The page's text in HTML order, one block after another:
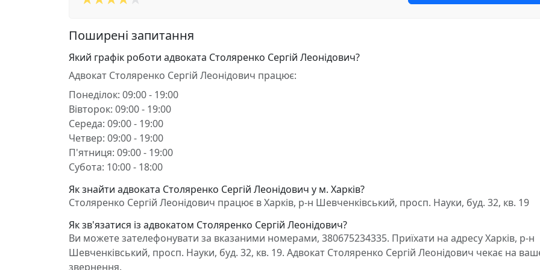
Поширені запитання
Який графік роботи адвоката Столяренко Сергій Леонідович?
Адвокат Столяренко Сергій Леонідович працює:
Понеділок: 09:00 - 19:00
Вівторок: 09:00 - 19:00
Середа: 09:00 - 19:00
Четвер: 09:00 - 19:00
П'ятниця: 09:00 - 19:00
Субота: 10:00 - 18:00
Як знайти адвоката Столяренко Сергій Леонідович у м. Харків?
Столяренко Сергій Леонідович працює в Харків, р-н Шевченківський, просп. Науки, буд. 32, кв. 19
Як зв'язатися із адвокатом Столяренко Сергій Леонідович?
Ви можете зателефонувати за вказаними номерами, 380675234335. Приїхати на адресу Харків, р-н
Шевченківський, просп. Науки, буд. 32, кв. 19. Адвокат Столяренко Сергій Леонідович чекає на
звернення.